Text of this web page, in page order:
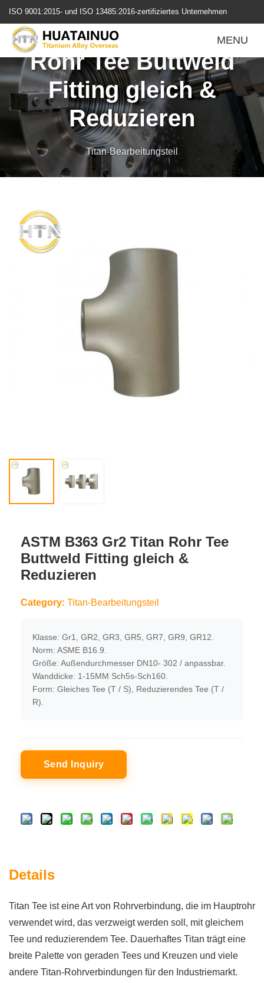
转
容
ISO 9001:2015- und ISO 13485:2016-zertifiziertes Unternehmen
MENU
ASTM B363 Gr2 Titan
Rohr Tee Buttweld
Fitting gleich &
Reduzieren
Titan-Bearbeitungsteil
ASTM B363 Gr2 Titan Rohr Tee
Buttweld Fitting gleich &
Reduzieren
Category: Titan-Bearbeitungsteil
Klasse: Gr1, GR2, GR3, GR5, GR7, GR9, GR12.
Norm: ASME B16.9.
Größe: Außendurchmesser DN10- 302 / anpassbar.
Wanddicke: 1-15MM Sch5s-Sch160.
Form: Gleiches Tee (T / S), Reduzierendes Tee (T /
R).
Send Inquiry
Details
Titan Tee ist eine Art von Rohrverbindung, die im Hauptrohr
verwendet wird, das verzweigt werden soll, mit gleichem
Tee und reduzierendem Tee. Dauerhaftes Titan trägt eine
breite Palette von geraden Tees und Kreuzen und viele
andere Titan-Rohrverbindungen für den Industriemarkt.